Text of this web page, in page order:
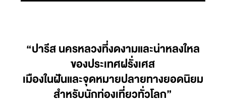
“ปารีส นครหลวงที่งดงามและน่าหลงใหล
ของประเทศฝรั่งเศส
เมืองในฝันและจุดหมายปลายทางยอดนิยม
สำหรับนักท่องเที่ยวทั่วโลก”